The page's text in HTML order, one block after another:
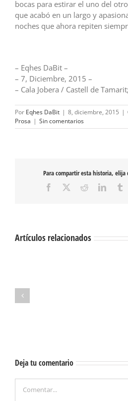
bocas para estirar el uno del
que acabó en un largo y
noches que ahora repiten
– Eqhes DaBit –
– 7, Diciembre, 2015 –
– Cala Jobera / Castell de
Por Eqhes DaBit | 8, diciembre, 2015 |
Prosa | Sin comentarios
Para compartir esta historia,
Facebook Reddit
Artículos relacionados
Deja tu comentario